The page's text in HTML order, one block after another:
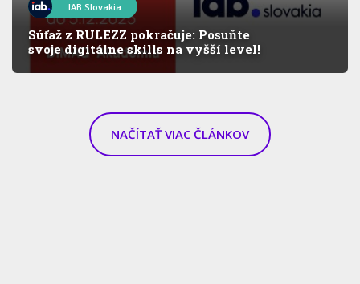
IAB Slovakia
Súťaž z RULEZZ pokračuje: Posuňte
svoje digitálne skills na vyšší level!
NAČÍTAŤ VIAC ČLÁNKOV